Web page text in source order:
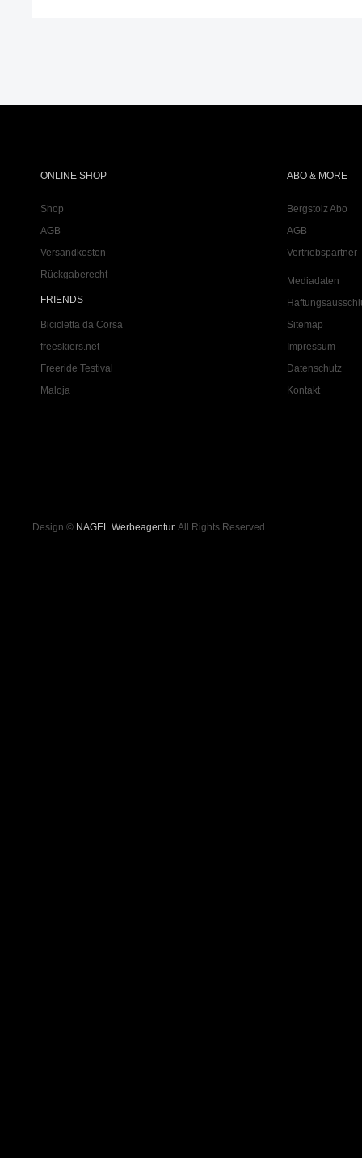
ONLINE SHOP
Shop
AGB
Versandkosten
Rückgaberecht
FRIENDS
Bicicletta da Corsa
freeskiers.net
Freeride Testival
Maloja
ABO & MORE
Bergstolz Abo
AGB
Vertriebspartner
Mediadaten
Sitemap
Impressum
Datenschutz
Kontakt
Design © NAGEL Werbeagentur. All Rights Reserved.